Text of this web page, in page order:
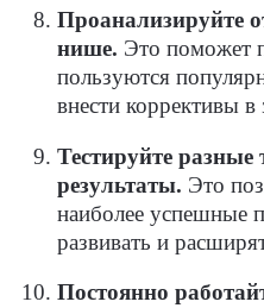
Проанализируйте
нише. Это поможет
пользуются
внести коррективы в
Тестируйте
результаты. Это
наиболее успешные
развивать и
Постоянно